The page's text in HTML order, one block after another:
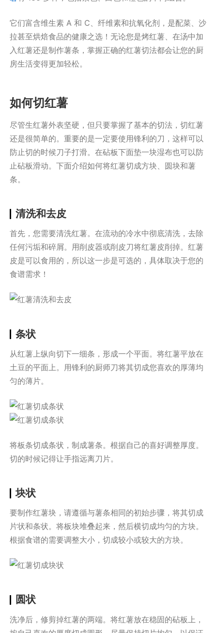
它们富含维生素 A 和 C、纤维素和抗氧化剂，是配菜、沙
拉甚至烘焙食品的健康之选！无论您是烤红薯、在汤中加
入红薯还是制作薯条，掌握正确的红薯切法都会让您的厨
房生活变得更加轻松。
如何切红薯
尽管生红薯外表坚硬，但只要掌握了基本的切法，切红薯
还是很简单的。重要的是一定要使用锋利的刀，这样可以
防止切的时候刀子打滑。在砧板下面垫一块湿布也可以防
止砧板滑动。下面介绍如何将红薯切成方块、圆块和薯
条。
清洗和去皮
首先，您需要清洗红薯。在流动的冷水中彻底清洗，去除
任何污垢和碎屑。用削皮器或削皮刀将红薯皮削掉。红薯
皮是可以食用的，所以这一步是可选的，具体取决于您的
食谱需求！
条状
从红薯上纵向切下一细条，形成一个平面。将红薯平放在
土豆的平面上。用锋利的厨师刀将其切成您喜欢的厚薄均
匀的薄片。
将板条切成条状，制成薯条。根据自己的喜好调整厚度。
切的时候记得让手指远离刀片。
块状
要制作红薯块，请遵循与薯条相同的初始步骤，将其切成
片状和条状。将板块堆叠起来，然后横切成均匀的方块。
根据食谱的需要调整大小，切成较小或较大的方块。
圆状
洗净后，修剪掉红薯的两端。将红薯放在稳固的砧板上，